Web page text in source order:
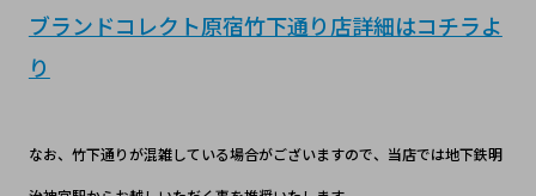
ブランドコレクト原宿竹下通り店詳細はコチラよ
り
なお、竹下通りが混雑している場合がございますので、当店では地下鉄明